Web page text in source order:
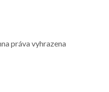
práva vyhrazena